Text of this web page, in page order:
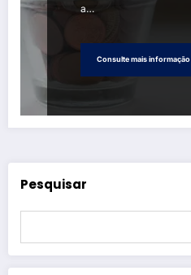
a…
Consulte mais informação
Pesquisar